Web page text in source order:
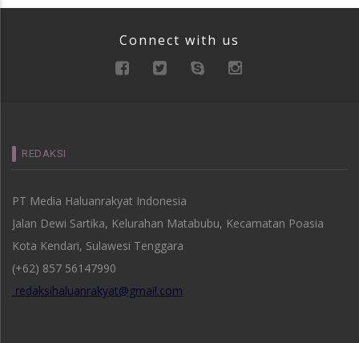
Connect with us
REDAKSI
PT Media Haluanrakyat Indonesia
Jalan Dewi Sartika, Kelurahan Matabubu, Kecamatan Poasia
Kota Kendari, Sulawesi Tenggara
(+62) 857 56147990
redaksihaluanrakyat@gmail.com